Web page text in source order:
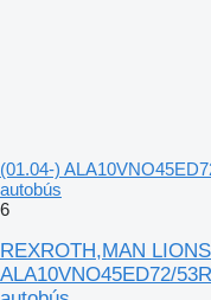
(01.04-)
autobús
6
REXROTH,MAN
ALA10VNO45ED72/